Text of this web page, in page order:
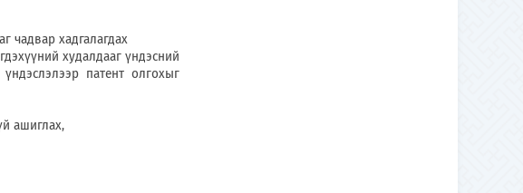
хадгалагдах
худалдааг үндэсний
патент олгохыг
ашиглах,